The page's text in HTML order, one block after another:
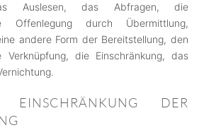
Auslesen, das Abfragen, die
Offenlegung durch Übermittlung,
andere Form der Bereitstellung, den
die Einschränkung, das
DER